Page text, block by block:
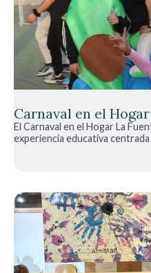
Carnaval en el
El Carnaval en el Hogar La
experiencia educativa centrada